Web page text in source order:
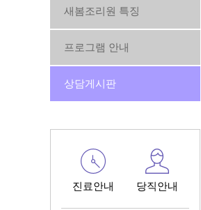
새봄조리원 특징
프로그램 안내
상담게시판
진료안내 당직안내